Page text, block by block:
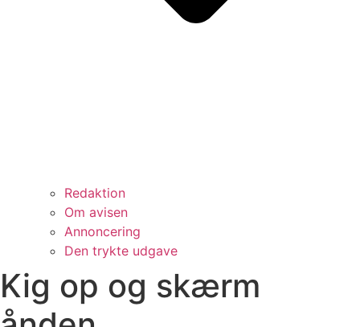
Redaktion
Om avisen
Annoncering
Den trykte udgave
Kig op og skærm